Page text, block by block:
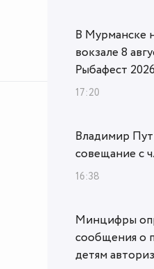
В Мурманске
вокзале 8
Рыбафест 2026
17:20
Владимир
совещание с
16:38
Минцифры
сообщения о
детям